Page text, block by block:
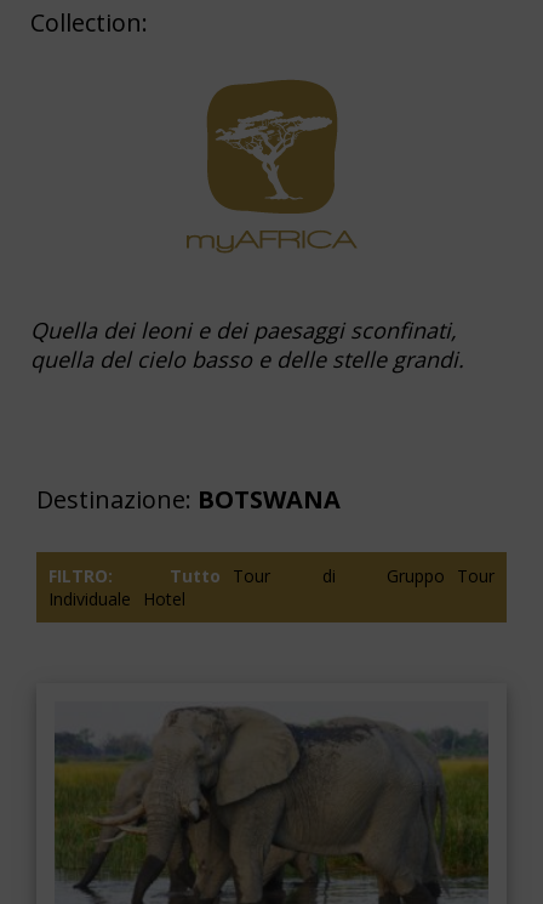
Collection:
Quella dei leoni e dei paesaggi sconfinati,
quella del cielo basso e delle stelle grandi.
Destinazione: BOTSWANA
FILTRO: Tutto Tour di Gruppo
Tour
Individuale
Hotel